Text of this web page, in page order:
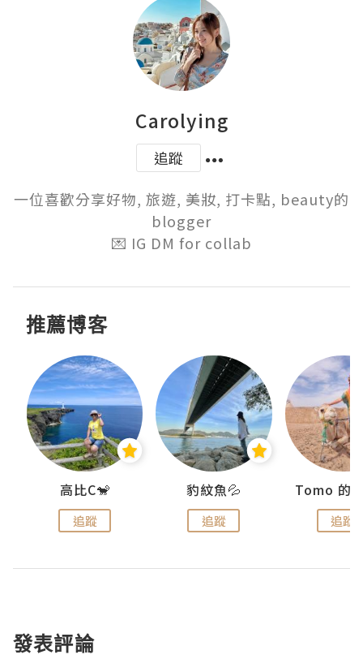
Carolying
追蹤
一位喜歡分享好物, 旅遊, 美妝, 打卡點, beauty的
blogger
💌 IG DM for collab
推薦博客
高比C🐒
追蹤
豹紋魚💦
追蹤 追蹤
發表評論